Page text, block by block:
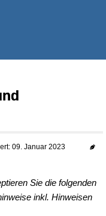
09. Januar 2023
Sie die folgenden
inkl. Hinweisen